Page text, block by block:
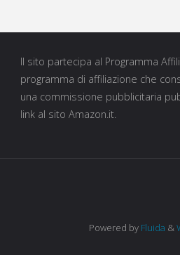
Il sito partecipa al Programma
programma di affiliazione che
una commissione pubblicitaria
link al sito Amazon.it.
Powered by Fluida &